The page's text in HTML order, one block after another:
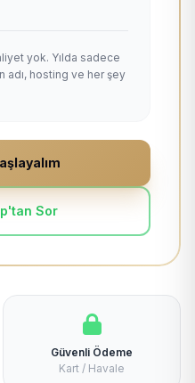
yok. Yılda sadece
adı, hosting ve her şey
Sor
Güvenli Ödeme
Kart / Havale